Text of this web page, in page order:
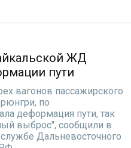
ЖД
пути
вагонов пассажирского
по
деформация пути, так
выброс", сообщили в
Дальневосточного